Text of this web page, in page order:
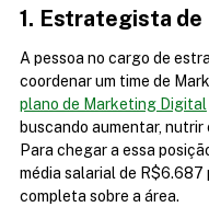
1. Estrategista
A pessoa no cargo de
plano de Marketing Digital
buscando aumentar, nutrir
Para chegar a essa
média salarial de R$6.687
completa sobre a área.